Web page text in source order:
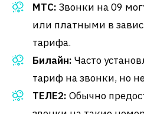
МТС: Звонки на 09
или платными в
тарифа.
Билайн: Часто
тариф на звонки, но
ТЕЛЕ2: Обычно